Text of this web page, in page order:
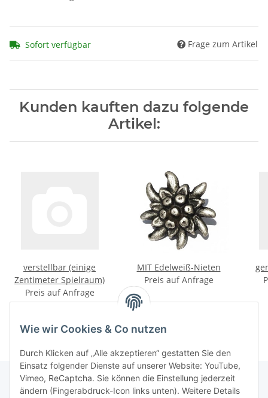
Sofort verfügbar Frage zum Artikel
Kunden kauften dazu folgende
Artikel:
verstellbar (einige
Zentimeter Spielraum)
Preis auf Anfrage
MIT Edelweiß-Nieten
Preis auf Anfrage
Wie wir Cookies & Co nutzen
Durch Klicken auf „Alle akzeptieren“ gestatten Sie den
Einsatz folgender Dienste auf unserer Website: YouTube,
Vimeo, ReCaptcha. Sie können die Einstellung jederzeit
ändern (Fingerabdruck-Icon links unten). Weitere Details